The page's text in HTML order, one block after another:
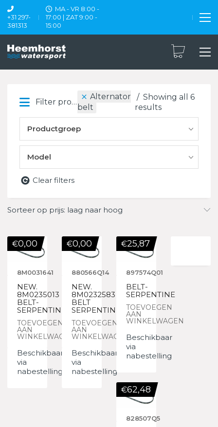
+31 297-
381313
MA - VR 8:00 -
17:00 | ZAT 9:00 -
15:00
Filter products
Alternator
belt
Showing all 6
results
Productgroep
Model
Clear filters
Sorteer op prijs: laag naar hoog
8M0031641
NEW.
8M0235013
BELT-
SERPENTINE
TOEVOEGEN
AAN
WINKELWAGEN
€0,00
Beschikbaar
via
nabestelling
880566Q14
NEW.
8M0232583
BELT
SERPENTINE
TOEVOEGEN
AAN
WINKELWAGEN
€0,00
Beschikbaar
via
nabestelling
897574Q01
BELT-
SERPENTINE
TOEVOEGEN
AAN
WINKELWAGEN
€25,87
Beschikbaar
via
nabestelling
828507Q5
€62,48